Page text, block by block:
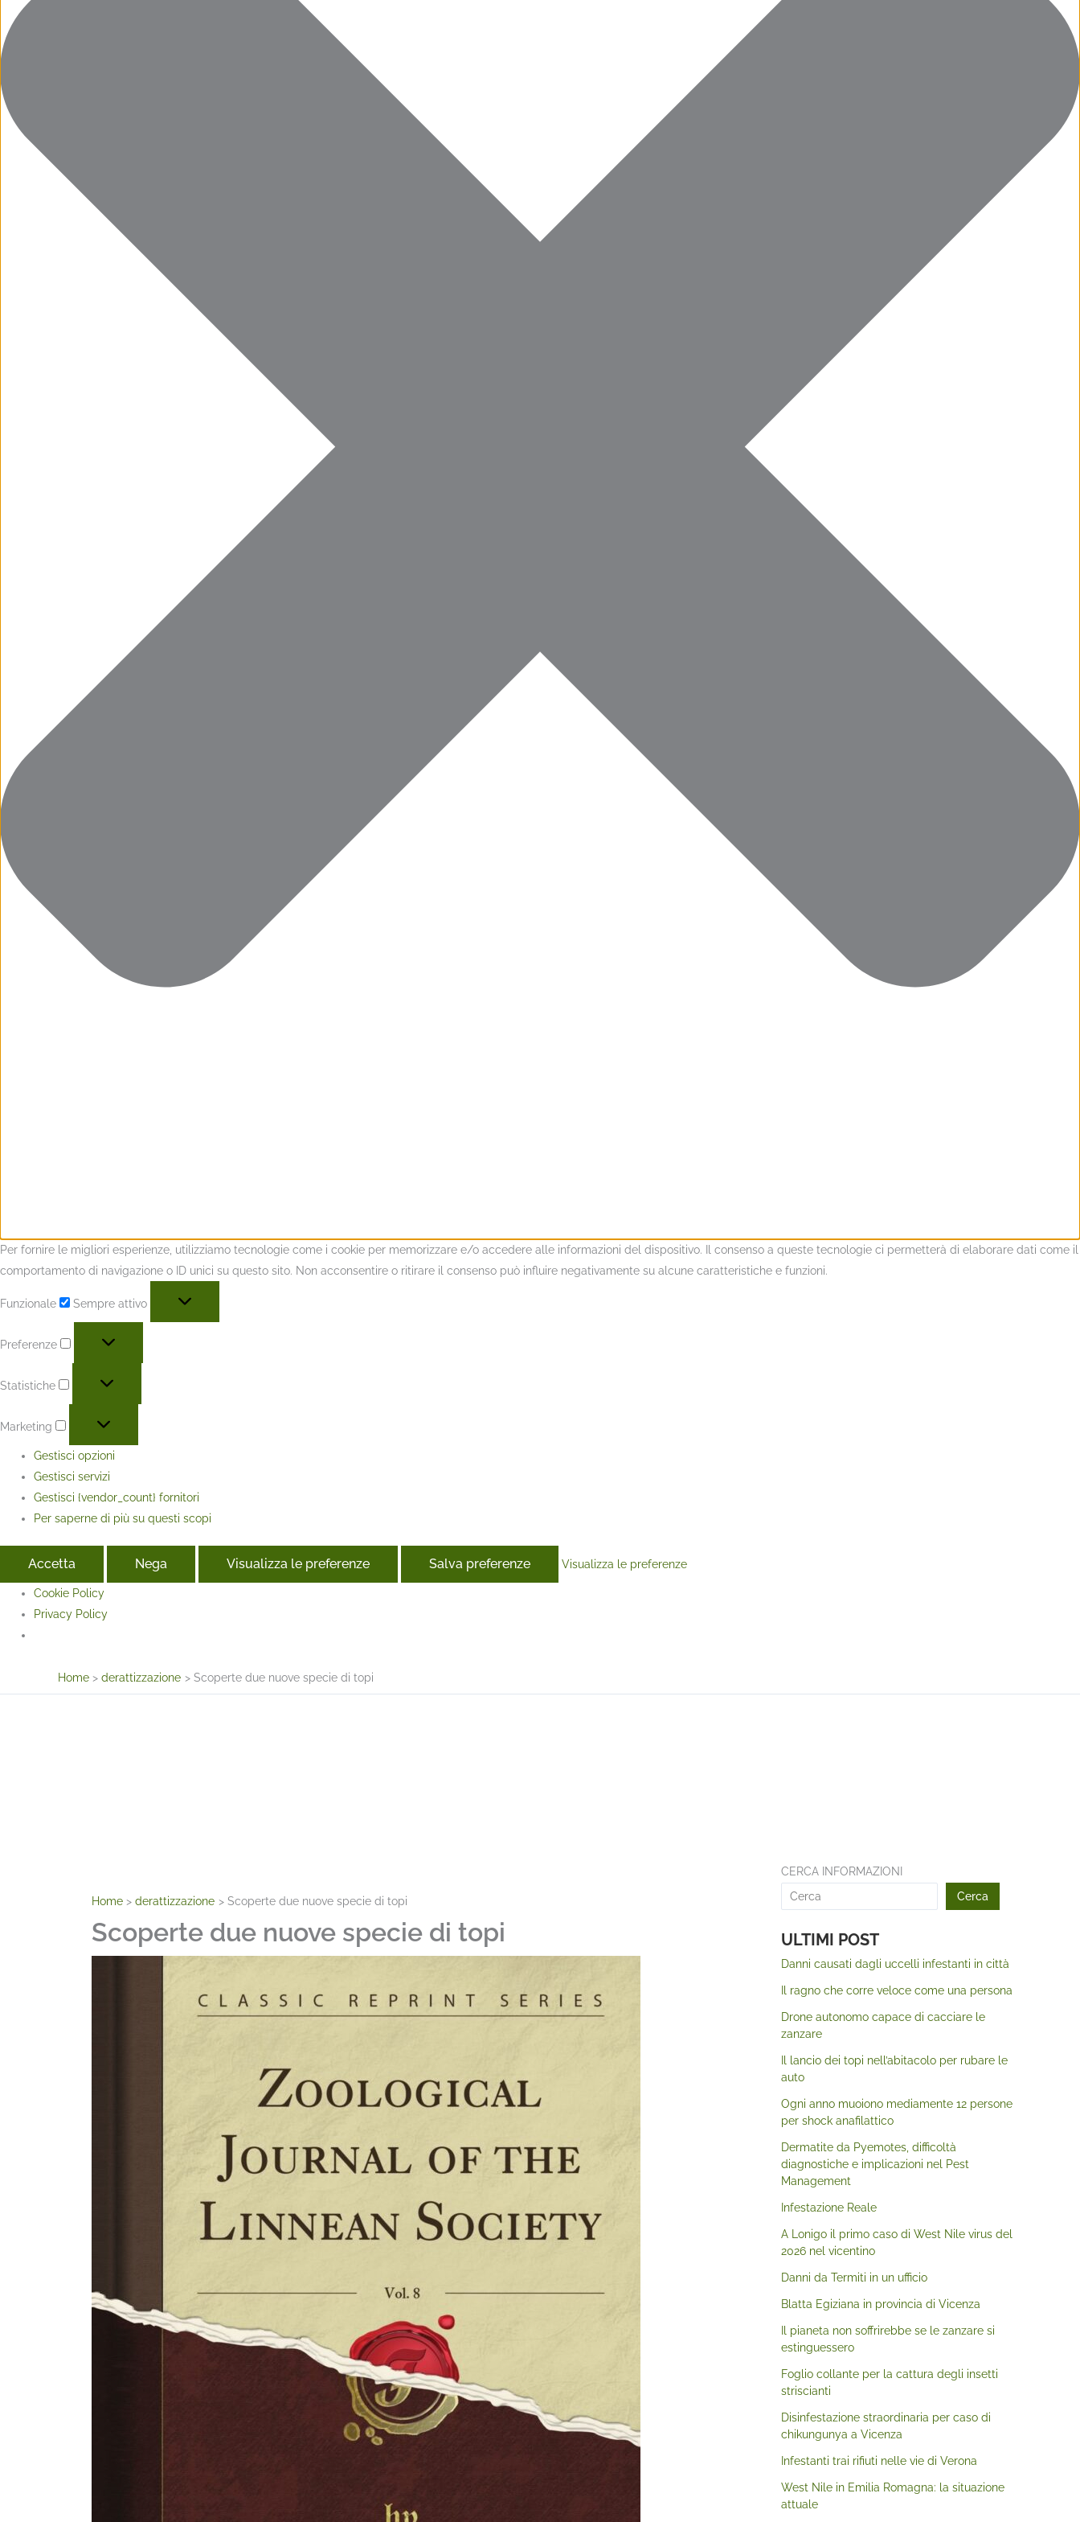
Per fornire le migliori esperienze, utilizziamo tecnologie come i cookie per memorizzare e/o accedere alle informazioni del dispositivo. Il consenso a queste tecnologie ci permetterà di elaborare dati come il
comportamento di navigazione o ID unici su questo sito. Non acconsentire o ritirare il consenso può influire negativamente su alcune caratteristiche e funzioni.
Funzionale Sempre attivo
Preferenze
Statistiche
Marketing
Gestisci opzioni
Gestisci servizi
Gestisci {vendor_count} fornitori
Per saperne di più su questi scopi
Accetta Nega Visualizza le preferenze Salva preferenze Visualizza le preferenze
Cookie Policy
Privacy Policy
Home derattizzazione Scoperte due nuove specie di topi
Home derattizzazione Scoperte due nuove specie di topi
Scoperte due nuove specie di topi
CERCA INFORMAZIONI
Cerca
ULTIMI POST
Danni causati dagli uccelli infestanti in città
Il ragno che corre veloce come una persona
Drone autonomo capace di cacciare le
zanzare
Il lancio dei topi nell’abitacolo per rubare le
auto
Ogni anno muoiono mediamente 12 persone
per shock anafilattico
Dermatite da Pyemotes, difficoltà
diagnostiche e implicazioni nel Pest
Management
Infestazione Reale
A Lonigo il primo caso di West Nile virus del
2026 nel vicentino
Danni da Termiti in un ufficio
Blatta Egiziana in provincia di Vicenza
Il pianeta non soffrirebbe se le zanzare si
estinguessero
Foglio collante per la cattura degli insetti
striscianti
Disinfestazione straordinaria per caso di
chikungunya a Vicenza
Infestanti trai rifiuti nelle vie di Verona
West Nile in Emilia Romagna: la situazione
attuale